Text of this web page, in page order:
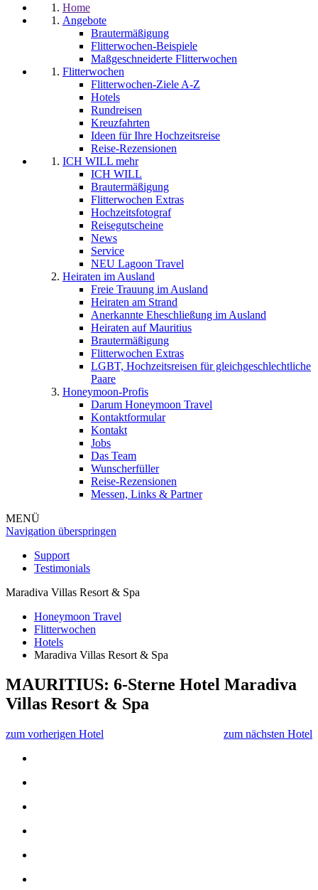
Home
Angebote
Brautermäßigung
Flitterwochen-Beispiele
Maßgeschneiderte Flitterwochen
Flitterwochen
Flitterwochen-Ziele A-Z
Hotels
Rundreisen
Kreuzfahrten
Ideen für Ihre Hochzeitsreise
Reise-Rezensionen
ICH WILL mehr
ICH WILL
Brautermäßigung
Flitterwochen Extras
Hochzeitsfotograf
Reisegutscheine
News
Service
NEU Lagoon Travel
Heiraten im Ausland
Freie Trauung im Ausland
Heiraten am Strand
Anerkannte Eheschließung im Ausland
Heiraten auf Mauritius
Brautermäßigung
Flitterwochen Extras
LGBT, Hochzeitsreisen für gleichgeschlechtliche
Paare
Honeymoon-Profis
Darum Honeymoon Travel
Kontaktformular
Kontakt
Jobs
Das Team
Wunscherfüller
Reise-Rezensionen
Messen, Links & Partner
MENÜ
Navigation überspringen
Support
Testimonials
Maradiva Villas Resort & Spa
Honeymoon Travel
Flitterwochen
Hotels
Maradiva Villas Resort & Spa
MAURITIUS: 6-Sterne Hotel Maradiva
Villas Resort & Spa
zum vorherigen Hotel zum nächsten Hotel